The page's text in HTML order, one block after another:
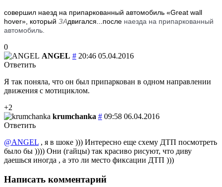
совершил наезд на припаркованный автомобиль «Great wall
hover», который ЗАдвигался...после наезда на припаркованный
автомобиль.
0
ANGEL # 20:46 05.04.2016
Ответить
Я так поняла, что он был припаркован в одном направлении
движения с мотициклом.
+2
krumchanka # 09:58 06.04.2016
Ответить
@ANGEL , я в шоке ))) Интересно еще схему ДТП посмотреть
было бы )))) Они (гайцы) так красиво рисуют, что диву
даешься иногда , а это ли место фиксации ДТП )))
Написать комментарий